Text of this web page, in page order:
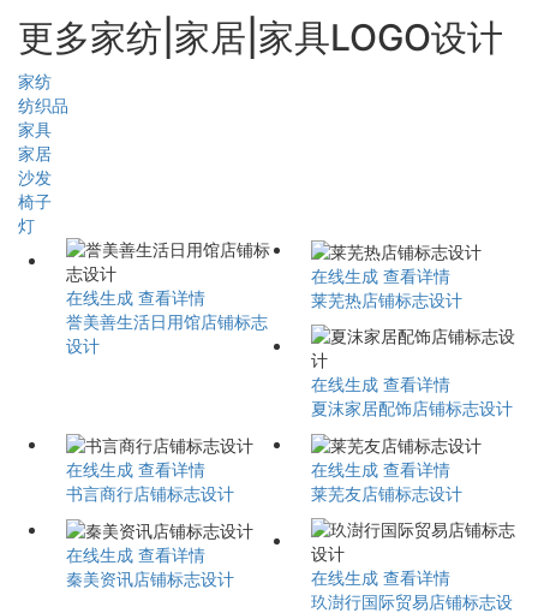
更多家纺|家居|家具LOGO设计
家纺
纺织品
家具
家居
沙发
椅子
灯
在线生成 查看详情
誉美善生活日用馆店铺标志
设计
在线生成 查看详情
莱芜热店铺标志设计
在线生成 查看详情
夏沫家居配饰店铺标志设计
在线生成 查看详情
书言商行店铺标志设计
在线生成 查看详情
莱芜友店铺标志设计
在线生成 查看详情
秦美资讯店铺标志设计
在线生成 查看详情
玖澍行国际贸易店铺标志设